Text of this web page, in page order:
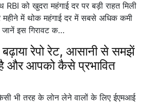
को खुदरा महंगाई दर पर बड़ी राहत मिली
में थोक महंगाई दर में सबसे अधिक कमी
इस गिरावट क…
रेपो रेट, आसानी से समझें
है और आपको कैसे प्रभावित
भी तरह के लोन लेने वालों के लिए ईएमआई